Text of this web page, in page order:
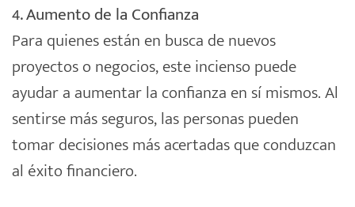
4. Aumento de la Confianza
Para quienes están en busca de nuevos
proyectos o negocios, este incienso puede
ayudar a aumentar la confianza en sí mismos. Al
sentirse más seguros, las personas pueden
tomar decisiones más acertadas que conduzcan
al éxito financiero.